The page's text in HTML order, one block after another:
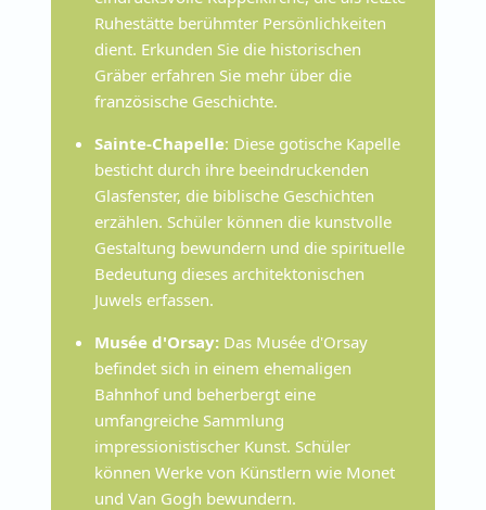
Ruhestätte berühmter Persönlichkeiten
dient. Erkunden Sie die historischen
Gräber erfahren Sie mehr über die
französische Geschichte.
Sainte-Chapelle: Diese gotische Kapelle
besticht durch ihre beeindruckenden
Glasfenster, die biblische Geschichten
erzählen. Schüler können die kunstvolle
Gestaltung bewundern und die spirituelle
Bedeutung dieses architektonischen
Juwels erfassen.
Musée d'Orsay: Das Musée d'Orsay
befindet sich in einem ehemaligen
Bahnhof und beherbergt eine
umfangreiche Sammlung
impressionistischer Kunst. Schüler
können Werke von Künstlern wie Monet
und Van Gogh bewundern.